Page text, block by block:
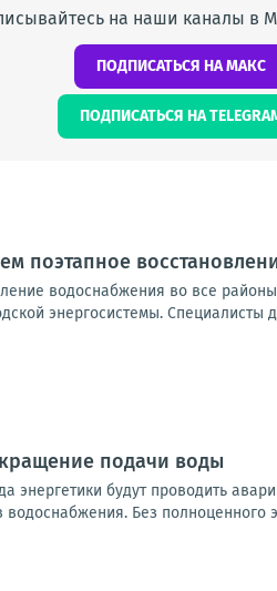
на наши каналы в
ПОДПИСАТЬСЯ НА МАКС
ПОДПИСАТЬСЯ НА
поэтапное
водоснабжения во все
энергосистемы.
подачи воды
энергетики будут проводить
Без полноценного